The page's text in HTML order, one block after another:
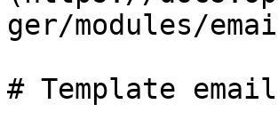
ger/modules/
# Template email